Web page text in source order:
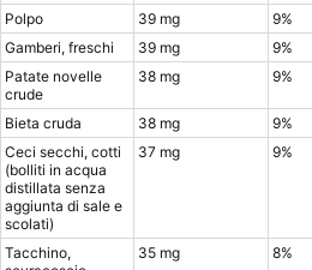
Polpo 39 mg 9%
Gamberi, freschi
39 mg 9%
Patate novelle
crude
38 mg 9%
Bieta cruda 38 mg 9%
Ceci secchi, cotti
(bolliti in acqua
distillata senza
aggiunta di sale e
scolati)
37 mg 9%
Tacchino,
35 mg 8%